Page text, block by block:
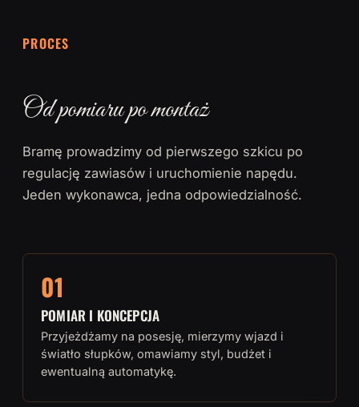
PROCES
Od pomiaru po montaż
Bramę prowadzimy od pierwszego szkicu po
regulację zawiasów i uruchomienie napędu.
Jeden wykonawca, jedna odpowiedzialność.
01
POMIAR I KONCEPCJA
Przyjeżdżamy na posesję, mierzymy wjazd i
światło słupków, omawiamy styl, budżet i
ewentualną automatykę.